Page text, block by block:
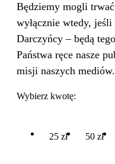
Będziemy mogli
wyłącznie wtedy,
Darczyńcy – będą
Państwa ręce nasze
misji naszych mediów.
Wybierz kwotę:
25 zł 50 zł